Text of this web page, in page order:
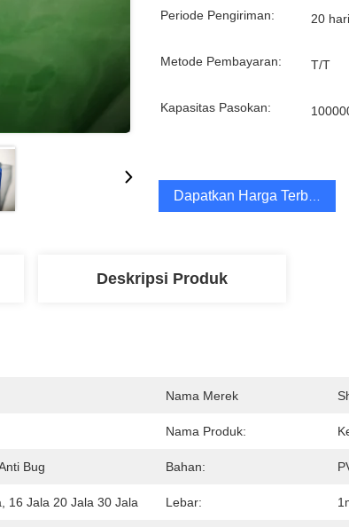
Periode Pengiriman: 20 hari
Metode Pembayaran: T/T
Kapasitas Pasokan:
Dapatkan Harga Terbaik
Deskripsi Produk
Nama Merek
Nama Produk:
Bug Bahan:
16 Jala 20 Jala 30 Jala Lebar: